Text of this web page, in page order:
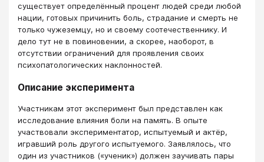
существует определённый процент людей среди любой
нации, готовых причинить боль, страдание и смерть не
только чужеземцу, но и своему соотечественнику. И
дело тут не в повиновении, а скорее, наоборот, в
отсутствии ограничений для проявления своих
психопатологических наклонностей.
Описание эксперимента
Участникам этот эксперимент был представлен как
исследование влияния боли на память. В опыте
участвовали экспериментатор, испытуемый и актёр,
игравший роль другого испытуемого. Заявлялось, что
один из участников («ученик») должен заучивать пары